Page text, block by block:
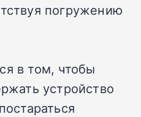
погружению
в том, чтобы
устройство